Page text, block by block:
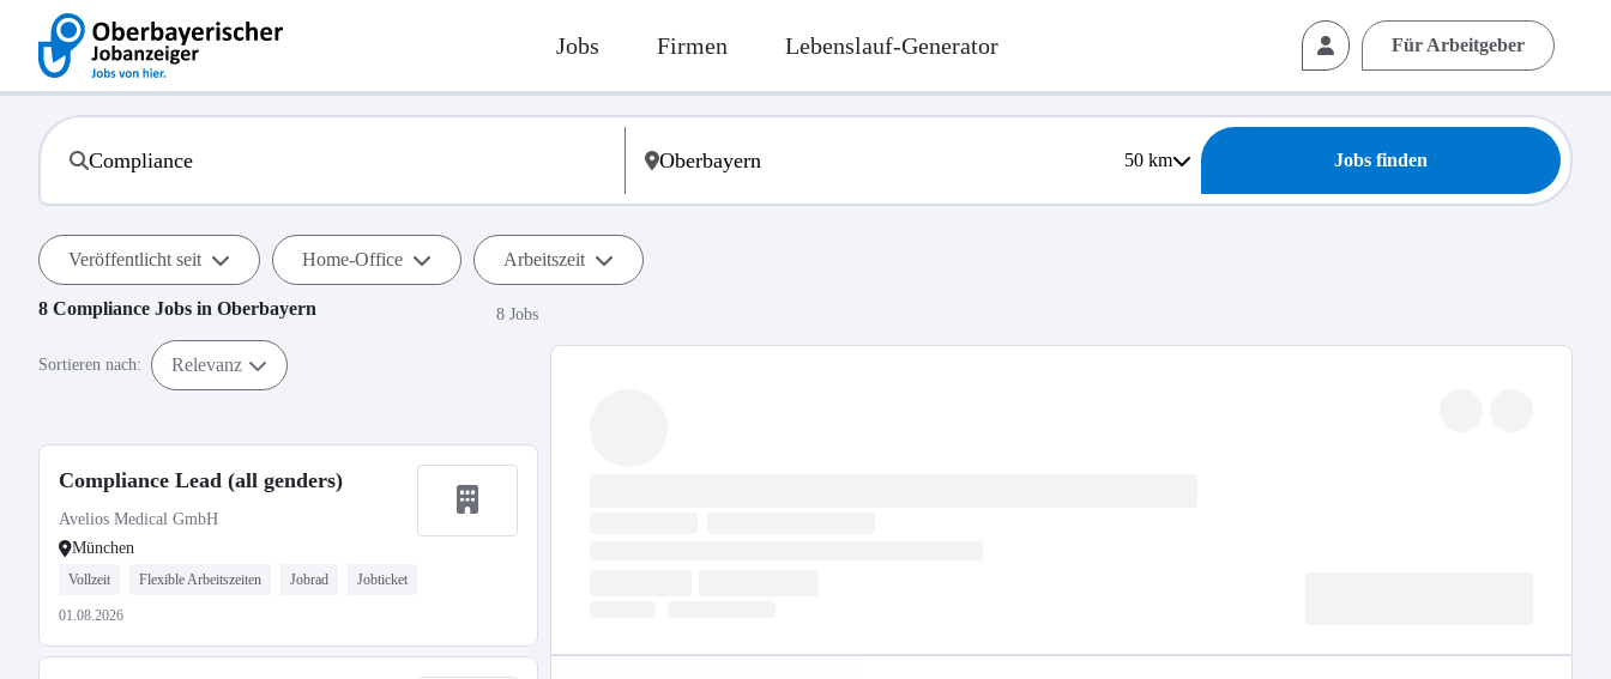
Jobs Firmen Lebenslauf-Generator Für Arbeitgeber
50km Jobs finden
Veröffentlicht seit Home-Office Arbeitszeit
8 Compliance Jobs in Oberbayern 8 Jobs
Sortieren nach: Relevanz
Compliance Lead (all genders)
Avelios Medical GmbH
München
Vollzeit Flexible Arbeitszeiten Jobrad Jobticket
01.08.2026